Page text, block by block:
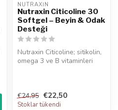
NUTRAXIN
Nutraxin Citicoline 30
Softgel – Beyin & Odak
Desteği
Nutraxin Citicoline; sitikolin,
omega 3 ve B vitaminleri
€24,95 €22,50
Stoklar tükendi